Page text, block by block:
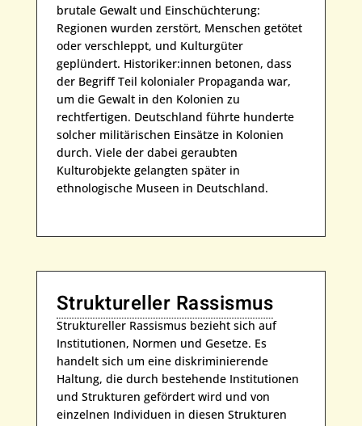
brutale Gewalt und Einschüchterung:
Regionen wurden zerstört, Menschen getötet
oder verschleppt, und Kulturgüter
geplündert. Historiker:innen betonen, dass
der Begriff Teil kolonialer Propaganda war,
um die Gewalt in den Kolonien zu
rechtfertigen. Deutschland führte hunderte
solcher militärischen Einsätze in Kolonien
durch. Viele der dabei geraubten
Kulturobjekte gelangten später in
ethnologische Museen in Deutschland.
Struktureller Rassismus
Struktureller Rassismus bezieht sich auf
Institutionen, Normen und Gesetze. Es
handelt sich um eine diskriminierende
Haltung, die durch bestehende Institutionen
und Strukturen gefördert wird und von
einzelnen Individuen in diesen Strukturen